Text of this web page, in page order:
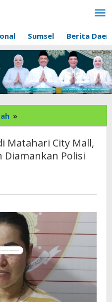
Sumsel Berita
»
Curi
Pakaian
di
Matahari
Seorang
Diamankan
Polisi
Matahari City Mall,
Diamankan Polisi